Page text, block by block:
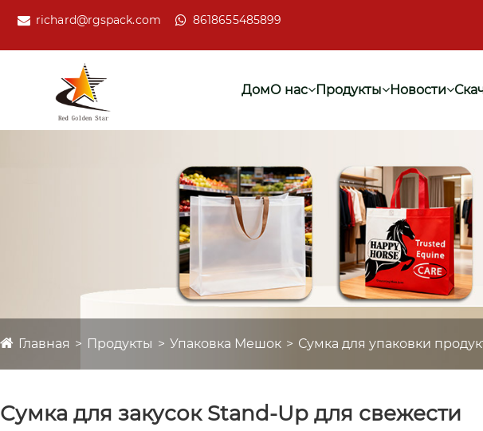
richard@rgspack.com 8618655485899
ДомО нас Продукты Новости
Главная Продукты Упаковка Мешок Сумка для упаковки
Сумка для закусок Stand-Up для свежести